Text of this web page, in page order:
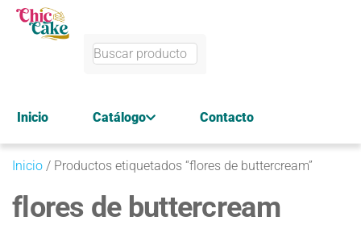
Inicio Catálogo Contacto
Inicio / Productos etiquetados “flores de buttercream”
flores de buttercream